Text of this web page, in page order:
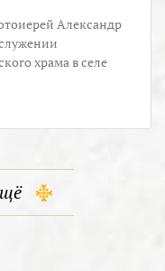
Александр
храма в селе